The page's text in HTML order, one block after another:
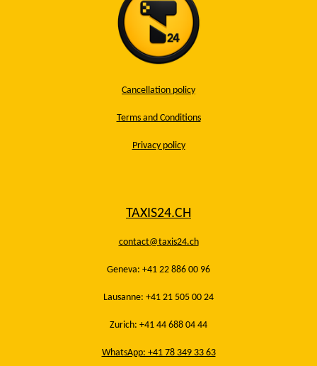
Cancellation policy
Terms and Conditions
Privacy policy
TAXIS24.CH
contact@taxis24.ch
Geneva: +41 22 886 00 96
Lausanne: +41 21 505 00 24
Zurich: +41 44 688 04 44
WhatsApp: +41 78 349 33 63